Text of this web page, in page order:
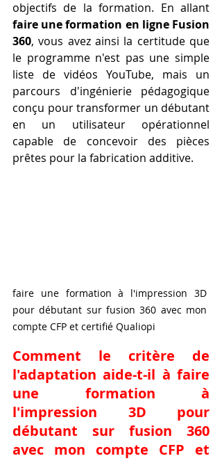
faire une formation en ligne Fusion
360, vous avez ainsi la certitude que
le programme n'est pas une simple
liste de vidéos YouTube, mais un
parcours d'ingénierie pédagogique
conçu pour transformer un débutant
en un utilisateur opérationnel
capable de concevoir des pièces
prêtes pour la fabrication additive.
faire une formation à l'impression 3D
pour débutant sur fusion 360 avec mon
compte CFP et certifié Qualiopi
Comment le critère de
l'adaptation aide-t-il à faire
une formation à
l'impression 3D pour
débutant sur fusion 360
avec mon compte CFP et